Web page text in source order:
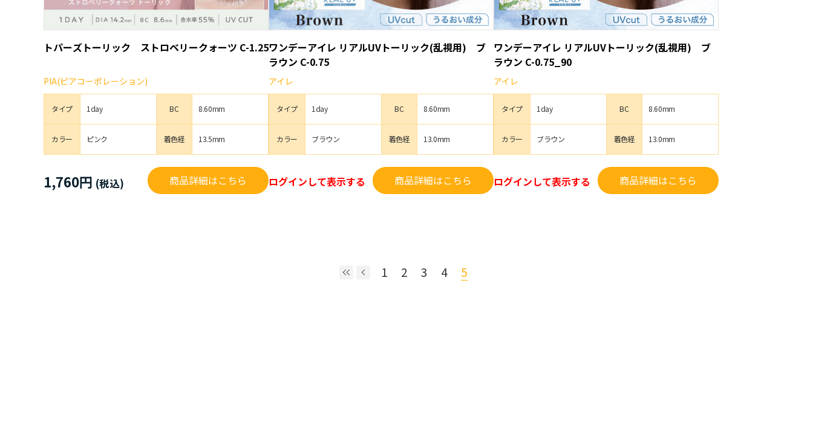
トパーズトーリック ストロベリークォーツ C-1.25
PIA(ピアコーポレーション)
タイプ 1day BC 8.60mm
カラー ピンク 着色経 13.5mm
1,760円 商品詳細はこちら
ワンデーアイレ リアルUVトーリック(乱視用) ブ
ラウン C-0.75
アイレ
タイプ 1day BC 8.60mm
カラー ブラウン 着色経 13.0mm
ログインして表示する 商品詳細はこちら
ワンデーアイレ リアルUVトーリック(乱視用) ブ
ラウン C-0.75_90
アイレ
タイプ 1day BC 8.60mm
カラー ブラウン 着色経 13.0mm
ログインして表示する 商品詳細はこちら
1 2 3 4 5